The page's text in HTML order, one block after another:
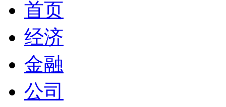
首页
经济
金融
公司